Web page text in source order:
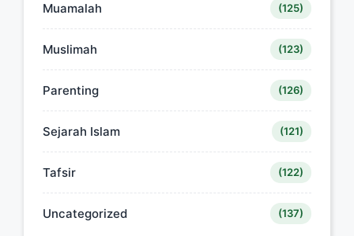
Muamalah (125)
Muslimah (123)
Parenting (126)
Sejarah Islam (121)
Tafsir (122)
Uncategorized (137)